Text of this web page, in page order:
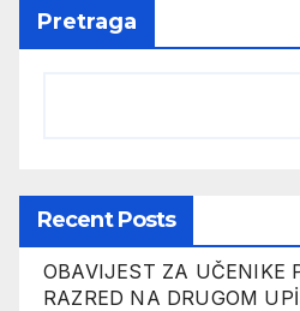
Pretraga
Recent Posts
OBAVIJEST ZA UČENIKE
RAZRED NA DRUGOM